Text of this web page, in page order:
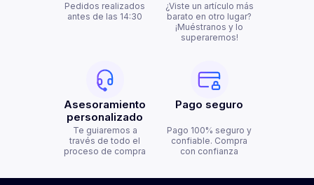
Pedidos realizados
antes de las 14:30
¿Viste un artículo más
barato en otro lugar?
¡Muéstranos y lo
superaremos!
Asesoramiento
personalizado
Te guiaremos a
través de todo el
proceso de compra
Pago seguro
Pago 100% seguro y
confiable. Compra
con confianza